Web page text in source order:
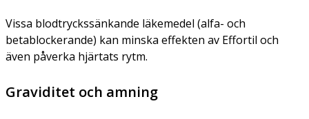
Vissa blodtryckssänkande läkemedel (alfa- och
betablockerande) kan minska effekten av Effortil och
även påverka hjärtats rytm.
Graviditet och amning